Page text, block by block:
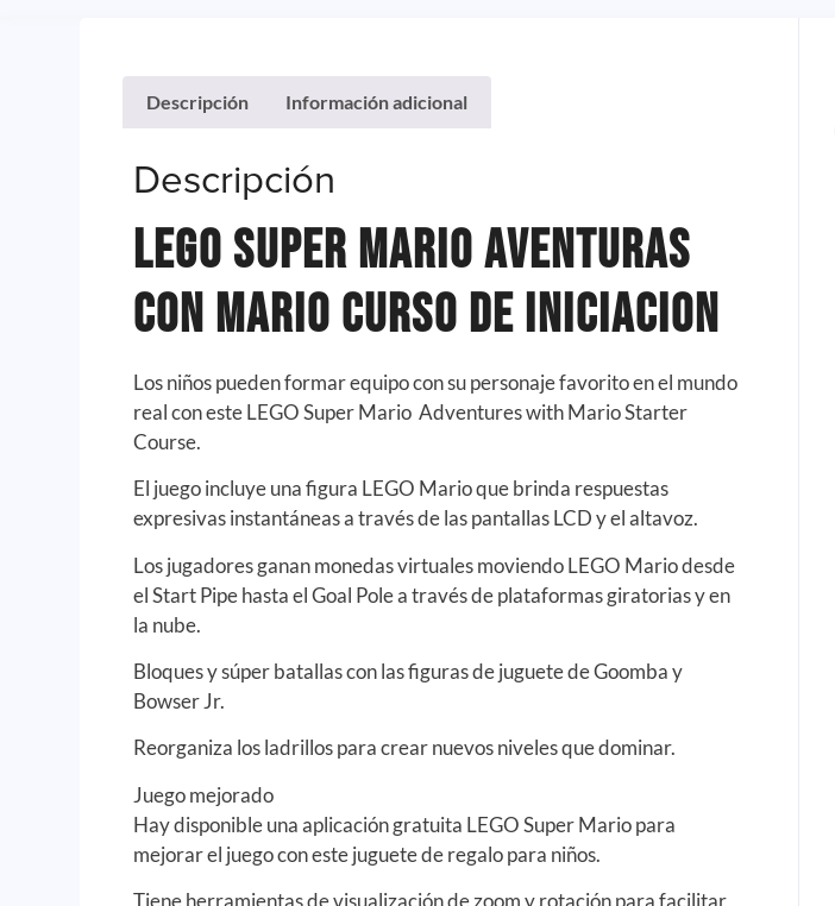
Descripción Información adicional
Descripción
Lego Super Mario Aventuras
con Mario Curso de Iniciacion
Los niños pueden formar equipo con su personaje favorito en el mundo
real con este LEGO Super Mario Adventures with Mario Starter
Course.
El juego incluye una figura LEGO Mario que brinda respuestas
expresivas instantáneas a través de las pantallas LCD y el altavoz.
Los jugadores ganan monedas virtuales moviendo LEGO Mario desde
el Start Pipe hasta el Goal Pole a través de plataformas giratorias y en
la nube.
Bloques y súper batallas con las figuras de juguete de Goomba y
Bowser Jr.
Reorganiza los ladrillos para crear nuevos niveles que dominar.
Juego mejorado
Hay disponible una aplicación gratuita LEGO Super Mario para
mejorar el juego con este juguete de regalo para niños.
Tiene herramientas de visualización de zoom y rotación para facilitar